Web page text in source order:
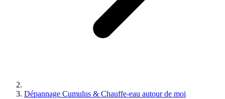
Dépannage Cumulus & Chauffe-eau autour de moi